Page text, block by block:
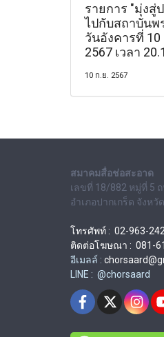
รายการ "มุ่งสู่
ไปกับสถาบันพ
วันอังคารที่
2567 เวลา
10 ก.ย. 2567
สมาคมสื่อช่อสะอาด
เลขที่ 18/882 หมู่ที่ 5
อำเภอปากเกร็ด จังห
โทรศัพท์ : 02-963-
ติดต่อโฆษณา : 081-
อีเมลล์ :
LINE : @chorsaard